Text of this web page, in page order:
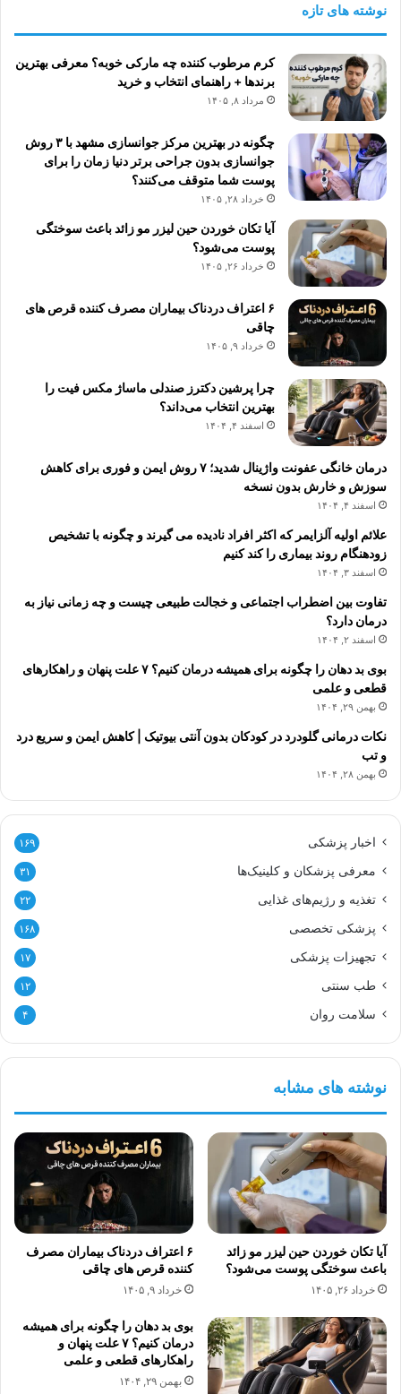
نوشته های تازه
کرم مرطوب کننده چه مارکی خوبه؟ معرفی بهترین
برندها + راهنمای انتخاب و خرید
مرداد ۸, ۱۴۰۵
چگونه در بهترین مرکز جوانسازی مشهد با ۳ روش
جوانسازی بدون جراحی برتر دنیا زمان را برای
پوست شما متوقف می‌کنند؟
خرداد ۲۸, ۱۴۰۵
آیا تکان خوردن حین لیزر مو زائد باعث سوختگی
پوست می‌شود؟
خرداد ۲۶, ۱۴۰۵
۶ اعتراف دردناک بیماران مصرف کننده قرص های
چاقی
خرداد ۹, ۱۴۰۵
چرا پرشین دکترز صندلی ماساژ مکس فیت را
بهترین انتخاب می‌داند؟
اسفند ۴, ۱۴۰۴
درمان خانگی عفونت واژینال شدید؛ ۷ روش ایمن و فوری برای کاهش
سوزش و خارش بدون نسخه
اسفند ۴, ۱۴۰۴
علائم اولیه آلزایمر که اکثر افراد نادیده می گیرند و چگونه با تشخیص
زودهنگام روند بیماری را کند کنیم
اسفند ۳, ۱۴۰۴
تفاوت بین اضطراب اجتماعی و خجالت طبیعی چیست و چه زمانی نیاز به
درمان دارد؟
اسفند ۲, ۱۴۰۴
بوی بد دهان را چگونه برای همیشه درمان کنیم؟ ۷ علت پنهان و راهکارهای
قطعی و علمی
بهمن ۲۹, ۱۴۰۴
نکات درمانی گلودرد در کودکان بدون آنتی بیوتیک | کاهش ایمن و سریع درد
و تب
بهمن ۲۸, ۱۴۰۴
اخبار پزشکی ۱۶۹
معرفی پزشکان و کلینیک‌ها ۳۱
تغذیه و رژیم‌های غذایی ۲۲
پزشکی تخصصی ۱۶۸
تجهیزات پزشکی ۱۷
طب سنتی ۱۲
سلامت روان ۴
نوشته های مشابه
آیا تکان خوردن حین لیزر مو زائد
باعث سوختگی پوست می‌شود؟
خرداد ۲۶, ۱۴۰۵
۶ اعتراف دردناک بیماران مصرف
کننده قرص های چاقی
خرداد ۹, ۱۴۰۵
بوی بد دهان را چگونه برای همیشه
درمان کنیم؟ ۷ علت پنهان و
راهکارهای قطعی و علمی
بهمن ۲۹, ۱۴۰۴